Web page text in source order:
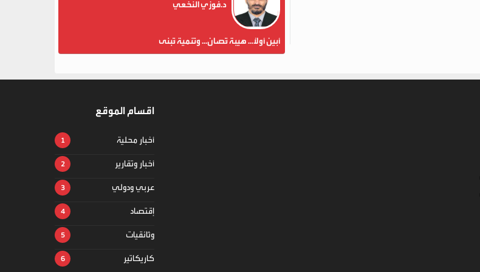
د.فوزي النخعي
أبين أولاً... هيبة تُصان... وتنمية تُبنى
اقسام الموقع
أخبار محلية
أخبار وتقارير
عربي ودولي
إقتصاد
وثائقيات
كاريكاتير